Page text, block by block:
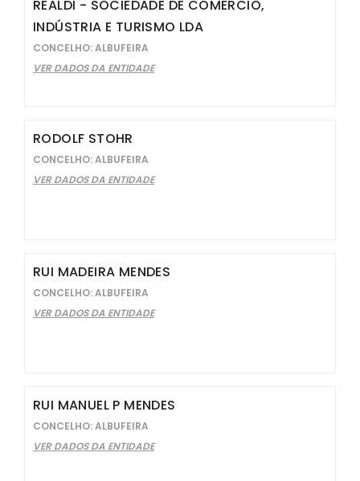
REALDI - SOCIEDADE DE COMÉRCIO,
INDÚSTRIA E TURISMO LDA
CONCELHO: ALBUFEIRA
VER DADOS DA ENTIDADE
RODOLF STOHR
CONCELHO: ALBUFEIRA
VER DADOS DA ENTIDADE
RUI MADEIRA MENDES
CONCELHO: ALBUFEIRA
VER DADOS DA ENTIDADE
RUI MANUEL P MENDES
CONCELHO: ALBUFEIRA
VER DADOS DA ENTIDADE